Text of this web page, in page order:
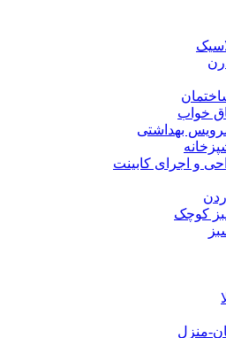
خواب
بهداشتی
و اجرای کابینت
کوچک
منزل